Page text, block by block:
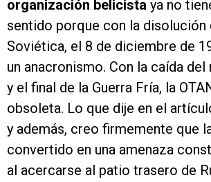
organización belicista ya no
sentido porque con la disolución
Soviética, el 8 de diciembre de
un anacronismo. Con la caída
y el final de la Guerra Fría, la
obsoleta. Lo que dije en el
y además, creo firmemente que
convertido en una amenaza
al acercarse al patio trasero de